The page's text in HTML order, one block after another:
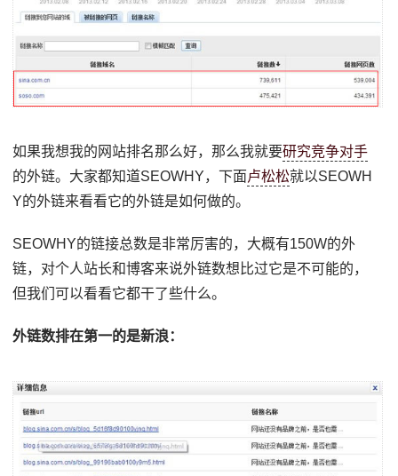
如果我想我的网站排名那么好，那么我就要研究竞争对手
的外链。大家都知道SEOWHY，下面卢松松就以SEOWH
Y的外链来看看它的外链是如何做的。
SEOWHY的链接总数是非常厉害的，大概有150W的外
链，对个人站长和博客来说外链数想比过它是不可能的，
但我们可以看看它都干了些什么。
外链数排在第一的是新浪：